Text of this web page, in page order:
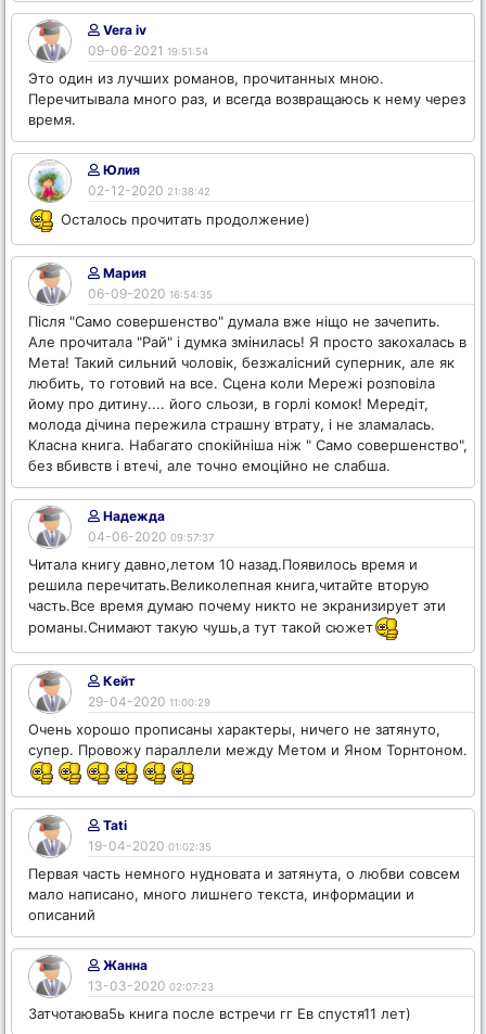
Vera iv
09-06-2021 19:51:54
Это один из лучших романов, прочитанных мною.
Перечитывала много раз, и всегда возвращаюсь к нему через
время.
Юлия
02-12-2020 21:38:42
Осталось прочитать продолжение)
Мария
06-09-2020 16:54:35
Після "Само совершенство" думала вже ніщо не зачепить.
Але прочитала "Рай" і думка змінилась! Я просто закохалась в
Мета! Такий сильний чоловік, безжалісний суперник, але як
любить, то готовий на все. Сцена коли Мережі розповіла
йому про дитину.... його сльози, в горлі комок! Мередіт,
молода дічина пережила страшну втрату, і не зламалась.
Класна книга. Набагато спокійніша ніж " Само совершенство",
без вбивств і втечі, але точно емоційно не слабша.
Надежда
04-06-2020 09:57:37
Читала книгу давно,летом 10 назад.Появилось время и
решила перечитать.Великолепная книга,читайте вторую
часть.Все время думаю почему никто не экранизирует эти
романы.Снимают такую чушь,а тут такой сюжет
Кейт
29-04-2020 11:00:29
Очень хорошо прописаны характеры, ничего не затянуто,
супер. Провожу параллели между Метом и Яном Торнтоном.
Tati
19-04-2020 01:02:35
Первая часть немного нудновата и затянута, о любви совсем
мало написано, много лишнего текста, информации и
описаний
Жанна
13-03-2020 02:07:23
Затчотаюва5ь книга после встречи гг Ев спустя11 лет)